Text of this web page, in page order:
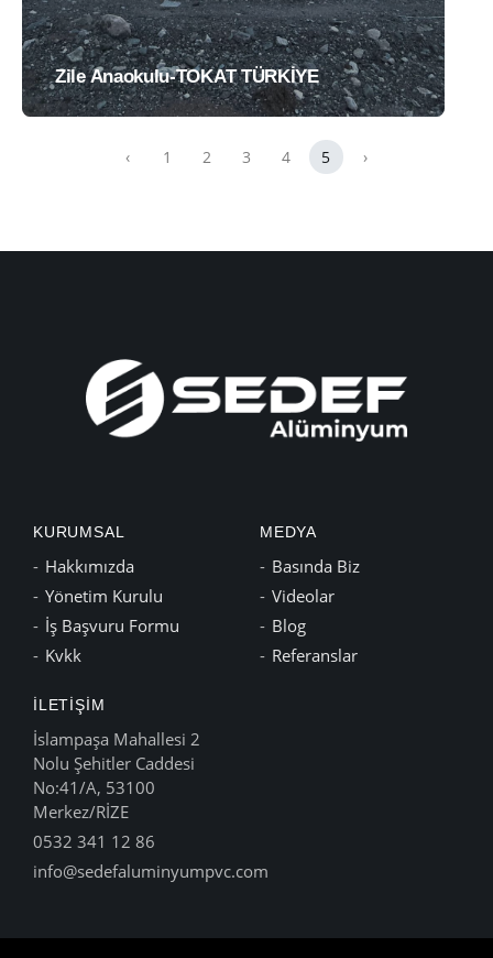
Zile Anaokulu-TOKAT TÜRKİYE
‹ 1 2 3 4 5 ›
KURUMSAL
Hakkımızda
Yönetim Kurulu
İş Başvuru Formu
Kvkk
MEDYA
Basında Biz
Videolar
Blog
Referanslar
İLETIŞIM
İslampaşa Mahallesi 2
Nolu Şehitler Caddesi
No:41/A, 53100
Merkez/RİZE
0532 341 12 86
info@sedefaluminyumpvc.com